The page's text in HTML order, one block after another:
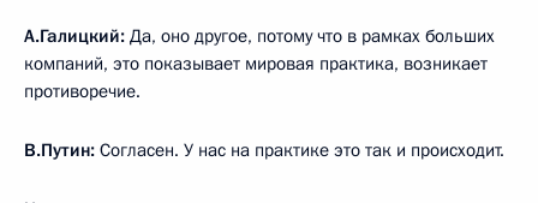
А.Галицкий: Да, оно другое, потому что в рамках больших
компаний, это показывает мировая практика, возникает
противоречие.
В.Путин: Согласен. У нас на практике это так и происходит.